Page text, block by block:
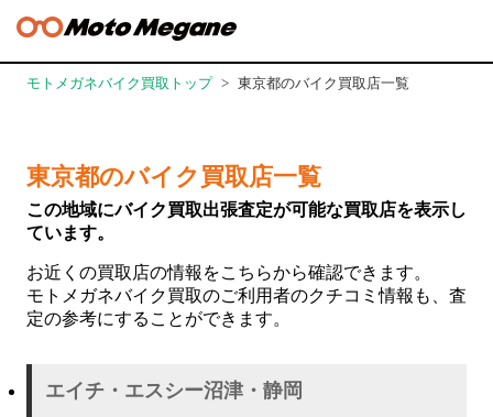
モトメガネバイク買取トップ 東京都のバイク買取店一覧
東京都のバイク買取店一覧
この地域にバイク買取出張査定が可能な買取店を表示し
ています。
お近くの買取店の情報をこちらから確認できます。
モトメガネバイク買取のご利用者のクチコミ情報も、査
定の参考にすることができます。
エイチ・エスシー沼津・静岡